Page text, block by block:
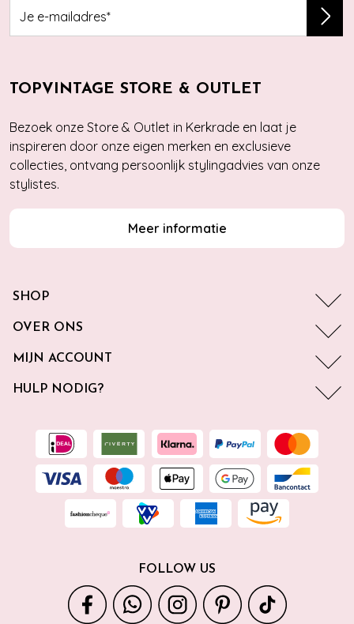
TOPVINTAGE STORE & OUTLET
Bezoek onze Store & Outlet in Kerkrade en laat je
inspireren door onze eigen merken en exclusieve
collecties, ontvang persoonlijk stylingadvies van onze
stylistes.
Meer informatie
SHOP
OVER ONS
MIJN ACCOUNT
HULP NODIG?
FOLLOW US